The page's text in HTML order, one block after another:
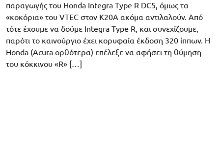
παραγωγής του Honda Integra Type R DC5, όμως τα
«κοκόρια» του VTEC στον K20A ακόμα αντιλαλούν. Από
τότε έχουμε να δούμε Integra Type R, και συνεχίζουμε,
παρότι το καινούργιο έχει κορυφαία έκδοση 320 ίππων. Η
Honda (Acura ορθότερα) επέλεξε να αφήσει τη θύμηση
του κόκκινου «R» […]